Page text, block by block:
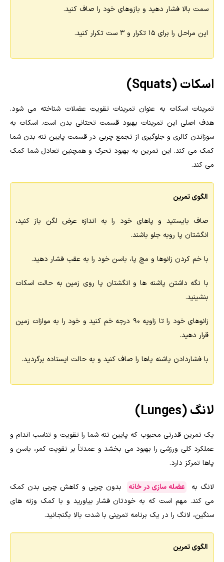
سمت بالا فشار دهید و بازوهای خود را صاف کنید.
این مراحل را برای 15 تکرار و 3 ست تکرار کنید.
اسکات (Squats)
تمرینات اسکات به عنوان تمرینات تقویت عضلات شناخته می شود.
هدف اصلی این تمرینات بهبود قسمت تحتانی بدن است. اسکات به
سوزاندن کالری و جلوگیری از تجمع چربی در قسمت پایین تنه بدن شما
کمک می کند. این تمرین به بهبود تحرک و همچنین تعادل شما کمک
می کند.
الگوی تمرین
صاف بایستید و پاهای خود را به اندازه عرض لگن باز کنید،
انگشتان پا روبه جلو باشند.
با خم کردن زانوها و مچ پا، باسن خود را به عقب فشار دهید.
با نگه داشتن پاشنه ها و انگشتان پا روی زمین به حالت اسکات
بنشینید.
زانوهای خود را تا زاویه 90 درجه خم کنید و خود را به موازات زمین
قرار دهید.
با فشاردادن پاشنه پاها را صاف کنید و به حالت ایستاده برگردید.
لانگ (Lunges)
یک تمرین قدرتی محبوب که پایین تنه شما را تقویت و تناسب اندام و
عملکرد کلی ورزشی را بهبود می بخشد و عمدتاً بر تقویت کمر، باسن و
پاها تمرکز دارد.
لانگ به عضله سازی در خانه
بدون چربی و کاهش چربی بدن کمک
می کند. مهم است که به خودتان فشار بیاورید و با کمک وزنه های
سنگین، لانگ را در یک برنامه تمرینی با شدت بالا بگنجانید.
الگوی تمرین